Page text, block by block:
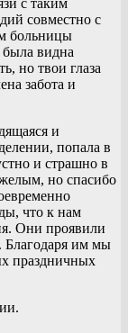
совместно с
больницы
была видна
но твои глаза
забота и
и
попала в
и страшно в
но спасибо
что к нам
Они проявили
Благодаря им мы
праздничных